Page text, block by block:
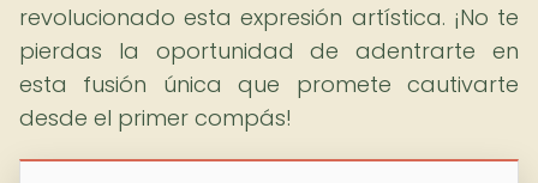
revolucionado esta expresión artística. ¡No te
pierdas la oportunidad de adentrarte en
esta fusión única que promete cautivarte
desde el primer compás!